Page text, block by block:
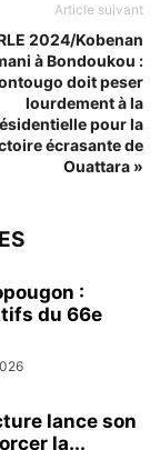
Article suivant
2024/Kobenan
à Bondoukou :
doit peser
lourdement à la
pour la
écrasante de
Ouattara »
:
du 66e
lance son
la...